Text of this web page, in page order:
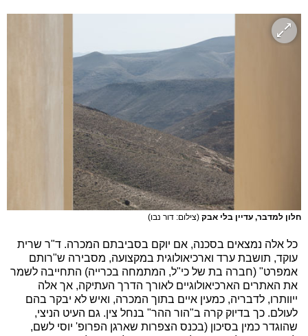
חלון למדבר, עדיין בלי אבק (צילום: דור נבו)
כל אלה נמצאים בסכנה, אם יוקם בסביבתם המכרה. ד"ר שרית
עוקד, תושבת ערד וארכיאולוגית במקצועה, מסבירה ש"רותם
אמפרט" (חברה בת של כי"ל, המתמחה בכרייה) התחייבה לשמר
את האתרים הארכיאולוגיים לאורך הדרך העתיקה, אך אלה
ייוותרו, לדבריה, כמעין איים בתוך המכרה, ואיש לא יבקר בהם
לעולם. כך בדיוק קרה ב"הור ההר" בנחל צין. גם העיט הניצי,
שהוגדר כמין בסיכון (בכנס הצפרות שארגן הפרופ' יוסי לשם,